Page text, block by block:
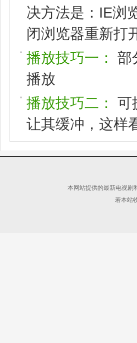
决方法是：IE浏
闭浏览器重新打
播放技巧一：
部
播放
播放技巧二：
可
让其缓冲，这样
本网站提供的最新电视剧
若本站